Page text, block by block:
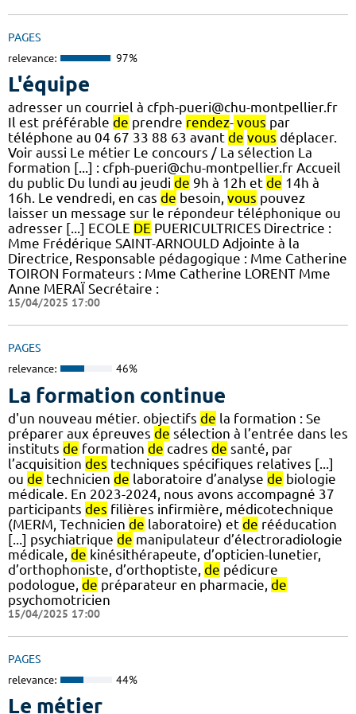
PAGES
relevance: 97%
L'équipe
adresser un courriel à cfph-pueri@chu-montpellier.fr
Il est préférable de prendre rendez- vous par
téléphone au 04 67 33 88 63 avant de vous déplacer.
Voir aussi Le métier Le concours / La sélection La
formation [...] : cfph-pueri@chu-montpellier.fr Accueil
du public Du lundi au jeudi de 9h à 12h et de 14h à
16h. Le vendredi, en cas de besoin, vous pouvez
laisser un message sur le répondeur téléphonique ou
adresser [...] ECOLE DE PUERICULTRICES Directrice :
Mme Frédérique SAINT-ARNOULD Adjointe à la
Directrice, Responsable pédagogique : Mme Catherine
TOIRON Formateurs : Mme Catherine LORENT Mme
Anne MERAÏ Secrétaire :
15/04/2025 17:00
PAGES
relevance: 46%
La formation continue
d'un nouveau métier. objectifs de la formation : Se
préparer aux épreuves de sélection à l’entrée dans les
instituts de formation de cadres de santé, par
l’acquisition des techniques spécifiques relatives [...]
ou de technicien de laboratoire d’analyse de biologie
médicale. En 2023-2024, nous avons accompagné 37
participants des filières infirmière, médicotechnique
(MERM, Technicien de laboratoire) et de rééducation
[...] psychiatrique de manipulateur d’électroradiologie
médicale, de kinésithérapeute, d’opticien-lunetier,
d’orthophoniste, d’orthoptiste, de pédicure
podologue, de préparateur en pharmacie, de
psychomotricien
15/04/2025 17:00
PAGES
relevance: 44%
Le métier